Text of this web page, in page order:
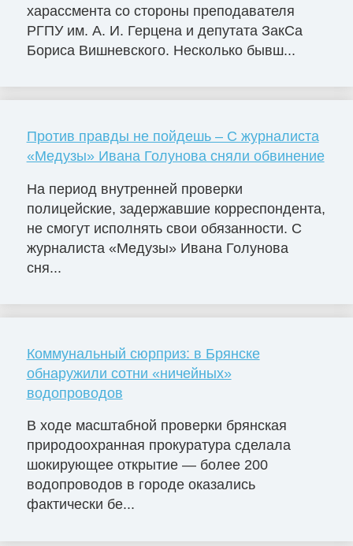
харассмента со стороны преподавателя
РГПУ им. А. И. Герцена и депутата ЗакСа
Бориса Вишневского. Несколько бывш...
Против правды не пойдешь – С журналиста
«Медузы» Ивана Голунова сняли обвинение
На период внутренней проверки
полицейские, задержавшие корреспондента,
не смогут исполнять свои обязанности. С
журналиста «Медузы» Ивана Голунова
сня...
Коммунальный сюрприз: в Брянске
обнаружили сотни «ничейных»
водопроводов
В ходе масштабной проверки брянская
природоохранная прокуратура сделала
шокирующее открытие — более 200
водопроводов в городе оказались
фактически бе...